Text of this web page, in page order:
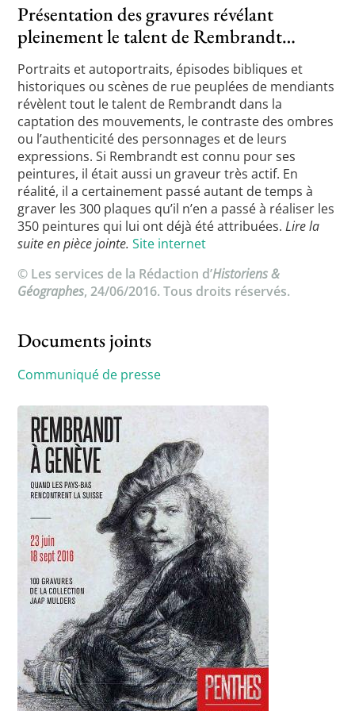
Présentation des gravures révélant
pleinement le talent de Rembrandt…
Portraits et autoportraits, épisodes bibliques et
historiques ou scènes de rue peuplées de mendiants
révèlent tout le talent de Rembrandt dans la
captation des mouvements, le contraste des ombres
ou l’authenticité des personnages et de leurs
expressions. Si Rembrandt est connu pour ses
peintures, il était aussi un graveur très actif. En
réalité, il a certainement passé autant de temps à
graver les 300 plaques qu’il n’en a passé à réaliser les
350 peintures qui lui ont déjà été attribuées.Lire la
suite en pièce jointe. Site internet
© Les services de la Rédaction d’Historiens &
Géographes, 24/06/2016. Tous droits réservés.
Documents joints
Communiqué de presse